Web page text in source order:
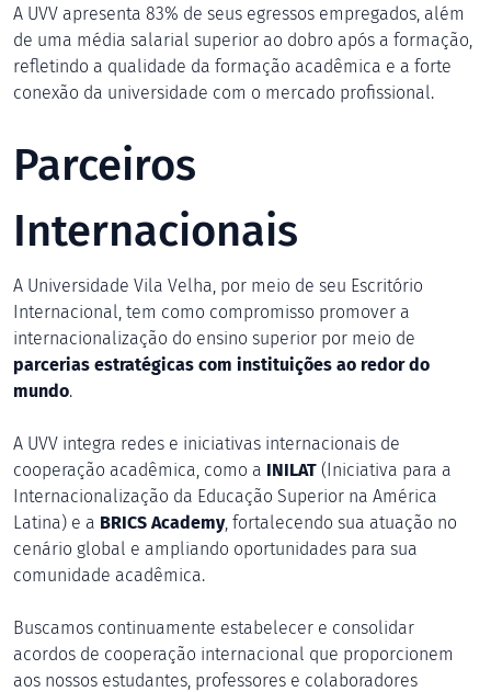
A UVV apresenta 83% de seus egressos empregados, além
de uma média salarial superior ao dobro após a formação,
refletindo a qualidade da formação acadêmica e a forte
conexão da universidade com o mercado profissional.
Parceiros
Internacionais
A Universidade Vila Velha, por meio de seu Escritório
Internacional, tem como compromisso promover a
internacionalização do ensino superior por meio de
parcerias estratégicas com instituições ao redor do
mundo.
A UVV integra redes e iniciativas internacionais de
cooperação acadêmica, como a INILAT (Iniciativa para a
Internacionalização da Educação Superior na América
Latina) e a BRICS Academy, fortalecendo sua atuação no
cenário global e ampliando oportunidades para sua
comunidade acadêmica.
Buscamos continuamente estabelecer e consolidar
acordos de cooperação internacional que proporcionem
aos nossos estudantes, professores e colaboradores